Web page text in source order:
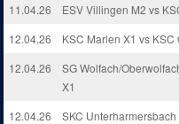
11.04.26 ESV Villingen M2 vs
12.04.26
KSC Marlen X1 vs KSC
12.04.26
SG Wolfach/
X1
12.04.26 SKC